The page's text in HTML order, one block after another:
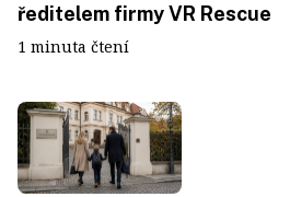
ředitelem firmy VR Rescue
1 minuta čtení